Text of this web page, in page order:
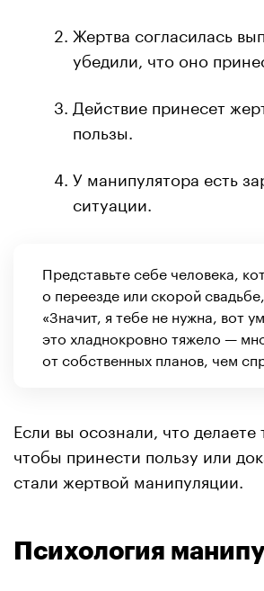
Жертва согласилась
убедили, что оно
Действие принесет
пользы.
У манипулятора есть
ситуации.
Представьте себе человека,
о переезде или скорой
«Значит, я тебе не нужна, вот
это хладнокровно тяжело —
от собственных планов, чем
Если вы осознали, что делаете
чтобы принести пользу или
стали жертвой манипуляции.
Психология